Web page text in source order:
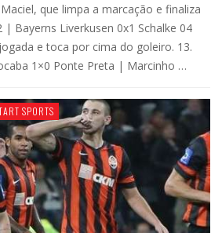
que limpa a marcação e finaliza
| Bayerns Liverkusen 0x1 Schalke 04
e toca por cima do goleiro. 13.
1×0 Ponte Preta | Marcinho …
SPORTS